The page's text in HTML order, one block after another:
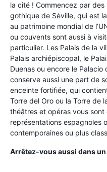
la cité ! Commencez par
gothique de Séville, qui est
au patrimoine mondial de
ou couvents sont aussi à
particulier. Les Palais de la
Palais archiépiscopal, le
Duenas ou encore le
conserve aussi une part de
enceinte fortifiée, qui
Torre del Oro ou la Torre de
théâtres et opéras vous
représentations espagnoles
contemporaines ou plus
Arrêtez-vous aussi dans